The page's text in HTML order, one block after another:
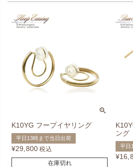
K10YG フープイヤリング
平日13時まで当日出荷
¥29,800 税込
在庫切れ
ング
平日
¥